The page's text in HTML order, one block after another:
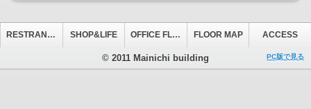
RESTRANT&CAFE SHOP&LIFE OFFICE FLOOR FLOOR MAP ACCESS
© 2011 Mainichi building PC版で見る